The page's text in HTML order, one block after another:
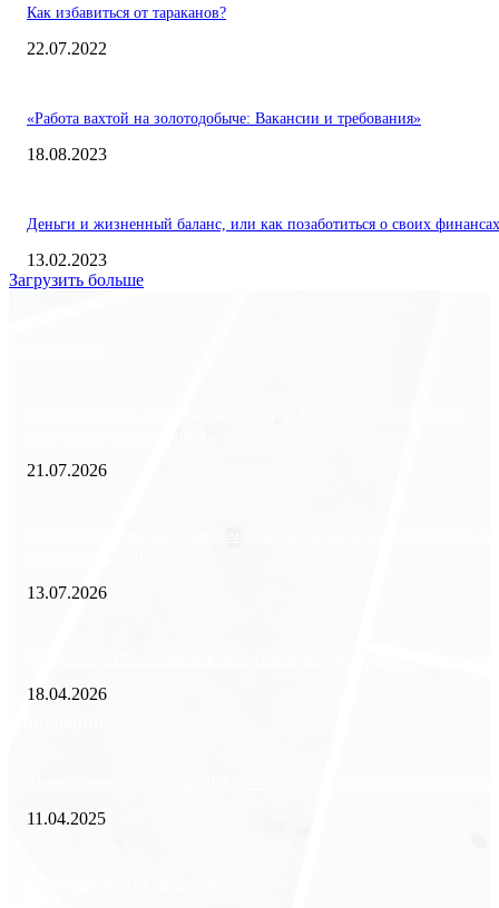
Как избавиться от тараканов?
22.07.2022
«Работа вахтой на золотодобыче: Вакансии и требования»
18.08.2023
Деньги и жизненный баланс, или как позаботиться о своих финансах
13.02.2023
Загрузить больше
21.07.2026
13.07.2026
18.04.2026
11.04.2025